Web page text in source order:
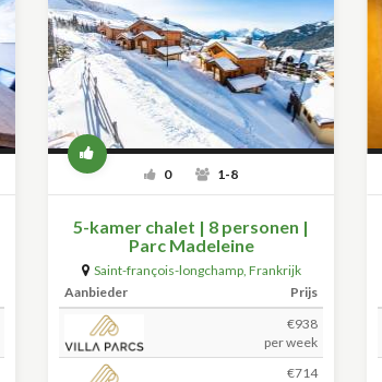
0 1-8
5-kamer chalet | 8 personen |
Parc Madeleine
Saint-françois-longchamp, Frankrijk
Aanbieder
Prijs
€938
per week
€714